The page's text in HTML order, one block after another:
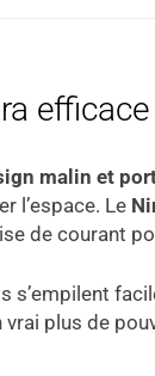
efficace
malin et
l’espace. Le
de courant
s’empilent
plus de